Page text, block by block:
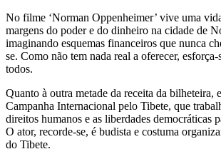
No filme ‘Norman Oppenheimer’ vive uma
margens do poder e do dinheiro na cidade de
imaginando esquemas financeiros que nunca
se. Como não tem nada real a oferecer,
todos.
Quanto à outra metade da receita da bilheteira,
Campanha Internacional pelo Tibete, que
direitos humanos e as liberdades democráticas
O ator, recorde-se, é budista e costuma
do Tibete.